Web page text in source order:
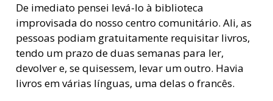
De imediato pensei levá-lo à biblioteca
improvisada do nosso centro comunitário. Ali, as
pessoas podiam gratuitamente requisitar livros,
tendo um prazo de duas semanas para ler,
devolver e, se quisessem, levar um outro. Havia
livros em várias línguas, uma delas o francês.